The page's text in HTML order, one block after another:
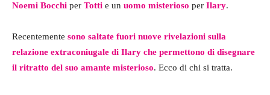
Noemi Bocchi per Totti e un uomo misterioso per Ilary.
Recentemente sono saltate fuori nuove rivelazioni sulla
relazione extraconiugale di Ilary che permettono di disegnare
il ritratto del suo amante misterioso. Ecco di chi si tratta.